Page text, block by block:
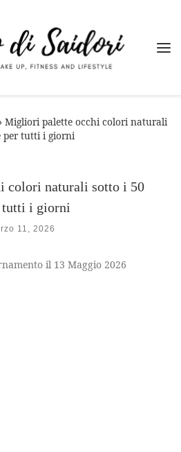
Migliori palette occhi colori naturali
per tutti i giorni
colori naturali sotto i 50
tutti i giorni
11, 2026
il 13 Maggio 2026